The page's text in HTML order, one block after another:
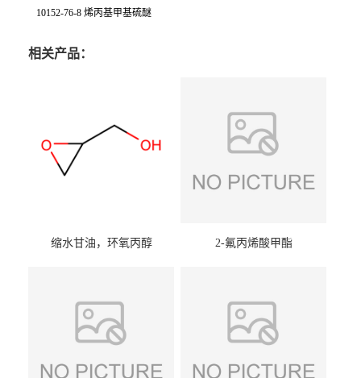
10152-76-8 烯丙基甲基硫醚
相关产品：
缩水甘油，环氧丙醇 2-氟丙烯酸甲酯